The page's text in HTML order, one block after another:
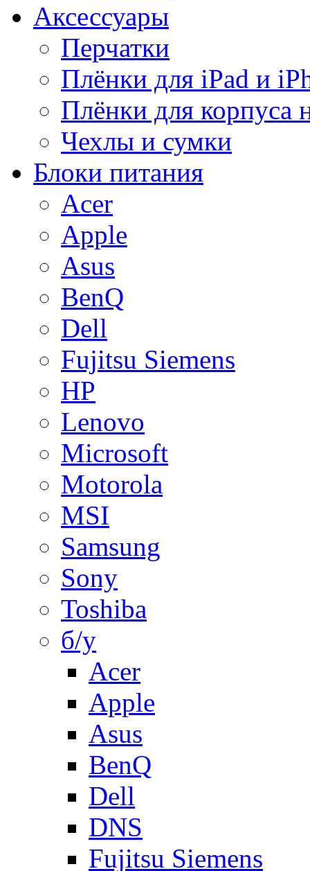
Аксессуары
Перчатки
Плёнки для iPad и
Плёнки для корпуса
Чехлы и сумки
Блоки питания
Acer
Apple
Asus
BenQ
Dell
Fujitsu Siemens
HP
Lenovo
Microsoft
Motorola
MSI
Samsung
Sony
Toshiba
б/у
Acer
Apple
Asus
BenQ
Dell
DNS
Fujitsu Siemens